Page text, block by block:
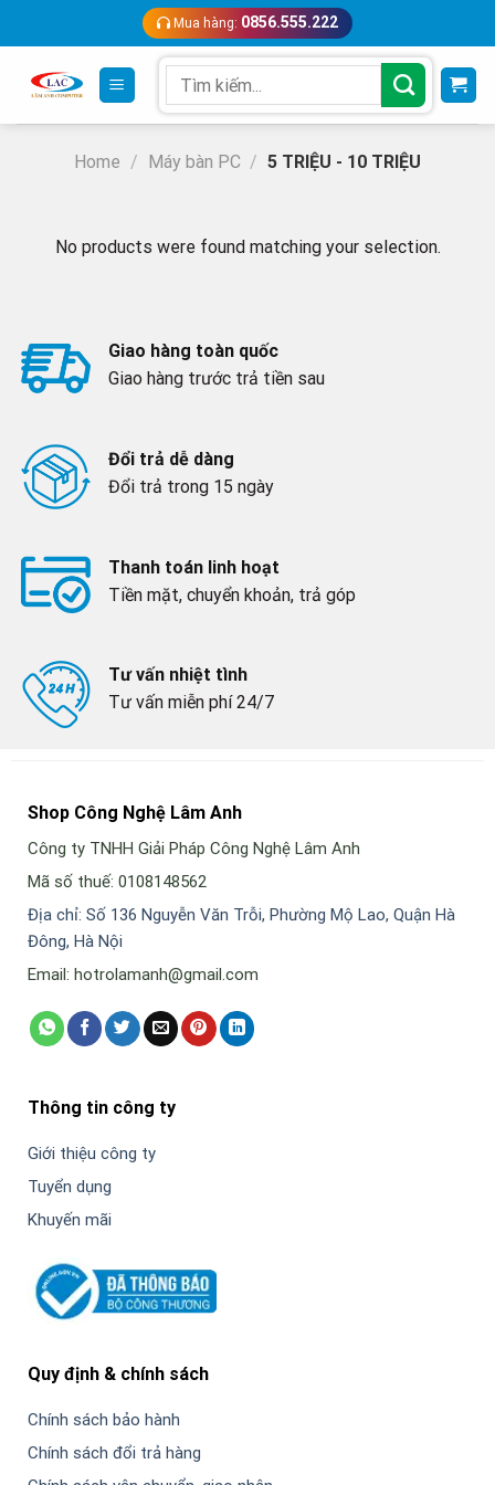
content
Mua hàng: 0856.555.222
for:
Home / Máy bàn PC / 5 TRIỆU - 10 TRIỆU
No products were found matching your selection.
Giao hàng toàn quốc
Giao hàng trước trả tiền sau
Đổi trả dễ dàng
Đổi trả trong 15 ngày
Thanh toán linh hoạt
Tiền mặt, chuyển khoản, trả góp
Tư vấn nhiệt tình
Tư vấn miễn phí 24/7
Shop Công Nghệ Lâm Anh
Công ty TNHH Giải Pháp Công Nghệ Lâm Anh
Mã số thuế: 0108148562
Địa chỉ: Số 136 Nguyễn Văn Trỗi, Phường Mộ Lao, Quận Hà
Đông, Hà Nội
Email: hotrolamanh@gmail.com
Thông tin công ty
Giới thiệu công ty
Tuyển dụng
Khuyến mãi
Quy định & chính sách
Chính sách bảo hành
Chính sách đổi trả hàng